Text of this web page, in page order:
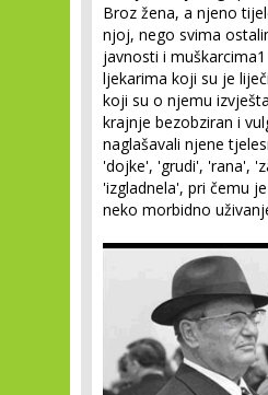
Broz žena, a njeno
njoj, nego svima
javnosti i muškarcima1
ljekarima koji su je
koji su o njemu
krajnje bezobziran i
naglašavali njene
'dojke', 'grudi', 'rana',
'izgladnela', pri čemu
neko morbidno